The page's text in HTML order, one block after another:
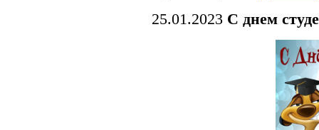
25.01.2023 С днем